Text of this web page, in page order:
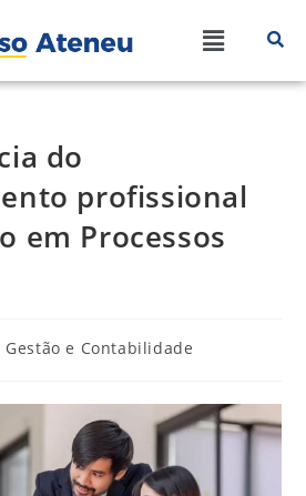
do
profissional
em Processos
Gestão e Contabilidade